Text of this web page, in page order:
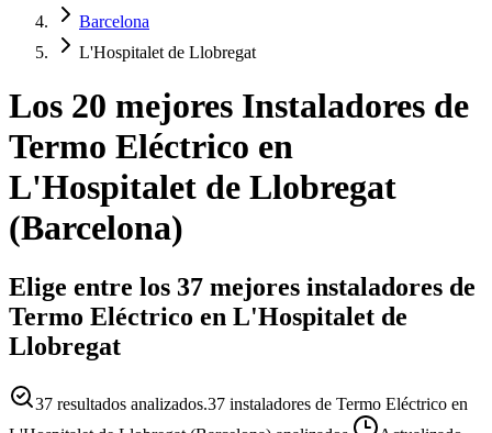
Barcelona
L'Hospitalet de Llobregat
Los 20 mejores Instaladores de
Termo Eléctrico en
L'Hospitalet de Llobregat
(Barcelona)
Elige entre los 37 mejores instaladores de
Termo Eléctrico en L'Hospitalet de
Llobregat
37 resultados analizados.37 instaladores de Termo Eléctrico en